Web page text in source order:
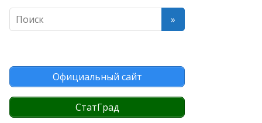
Официальный сайт
СтатГрад